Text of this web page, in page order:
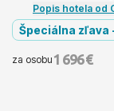
Popis hotela od
Špeciálna zľava
za osobu 1 696 €